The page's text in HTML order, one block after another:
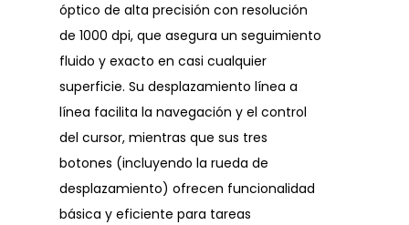
óptico de alta precisión con resolución
de 1000 dpi, que asegura un seguimiento
fluido y exacto en casi cualquier
superficie. Su desplazamiento línea a
línea facilita la navegación y el control
del cursor, mientras que sus tres
botones (incluyendo la rueda de
desplazamiento) ofrecen funcionalidad
básica y eficiente para tareas